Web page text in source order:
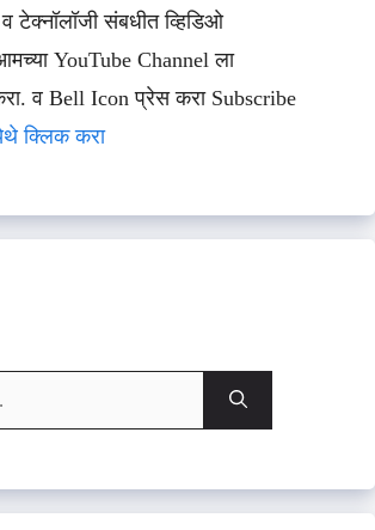
टेक्नॉलॉजी संबधीत व्हिडिओ
YouTube Channel ला
व Bell Icon प्रेस करा Subscribe
क्लिक करा